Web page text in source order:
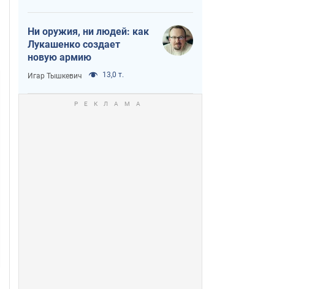
Ни оружия, ни людей: как
Лукашенко создает
новую армию
Игар Тышкевич 13,0 т.